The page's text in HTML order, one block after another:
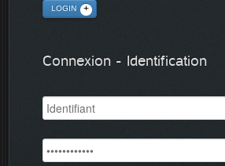
LOGIN
Connexion - Identification